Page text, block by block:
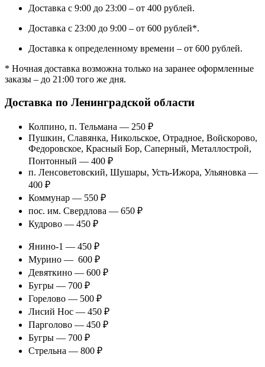
Доставка с 9:00 до 23:00 – от 400 рублей.
Доставка с 23:00 до 9:00 – от 600 рублей*.
Доставка к определенному времени – от 600 рублей.
* Ночная доставка возможна только на заранее оформленные
заказы – до 21:00 того же дня.
Доставка по Ленинградской области
Колпино, п. Тельмана — 250 ₽
Пушкин, Славянка, Никольское, Отрадное, Войскорово,
Федоровское, Красный Бор, Саперный, Металлострой,
Понтонный — 400 ₽
п. Ленсоветовский, Шушары, Усть-Ижора, Ульяновка —
400 ₽
Коммунар — 550 ₽
пос. им. Свердлова — 650 ₽
Кудрово — 450 ₽
Янино-1 — 450 ₽
Мурино — 600 ₽
Девяткино — 600 ₽
Бугры — 700 ₽
Горелово — 500 ₽
Лисий Нос — 450 ₽
Парголово — 450 ₽
Бугры — 700 ₽
Стрельна — 800 ₽